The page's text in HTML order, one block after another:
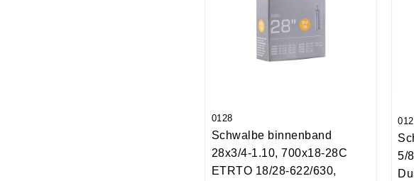
0128
Schwalbe binnenband
28x3/4-1.10, 700x18-28C
ETRTO 18/28-622/630,
5/